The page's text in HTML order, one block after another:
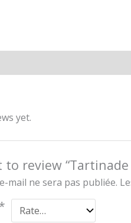
yet.
to review
mail ne sera pas publiée.
*